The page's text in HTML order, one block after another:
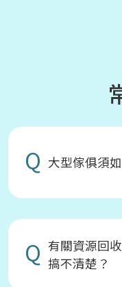
Q 大型傢俱須
Q 有關資源回
搞不清楚？